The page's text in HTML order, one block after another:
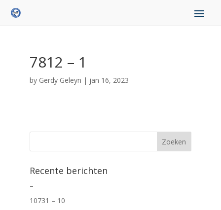
7812 – 1
by Gerdy Geleyn | jan 16, 2023
Recente berichten
–
10731 – 10